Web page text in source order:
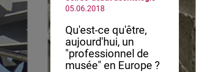
05.06.2018
Qu'est-ce qu'être,
aujourd'hui, un
"professionnel de
musée" en Europe ?